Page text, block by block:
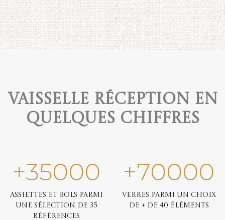
Vaisselle réception en
quelques chiffres
+35000
Assiettes et bols parmi
une sélection de 35
références
+70000
Verres parmi un choix
de + de 40 éléments